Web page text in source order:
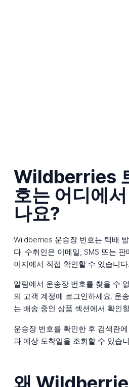
Wildberries
호는 어디에
나요?
Wildberries 운송장 번호는 택배
다. 수취인은 이메일, SMS 또는
이지에서 직접 확인할 수 있습니다.
알림에서 운송장 번호를 찾을 수
의 고객 계정에 로그인하세요. 운
는 배송 중인 상품 섹션에서 확인
운송장 번호를 확인한 후 검색란
과 예상 도착일을 조회할 수 있습